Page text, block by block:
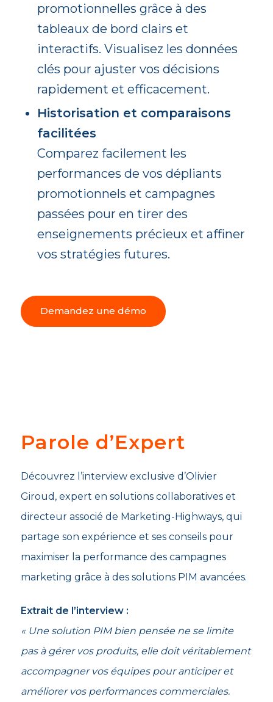
promotionnelles grâce à des
tableaux de bord clairs et
interactifs. Visualisez les données
clés pour ajuster vos décisions
rapidement et efficacement.
Historisation et comparaisons
facilitées
Comparez facilement les
performances de vos dépliants
promotionnels et campagnes
passées pour en tirer des
enseignements précieux et affiner
vos stratégies futures.
Demandez une démo
Parole d’Expert
Découvrez l’interview exclusive d’Olivier
Giroud, expert en solutions collaboratives et
directeur associé de Marketing-Highways, qui
partage son expérience et ses conseils pour
maximiser la performance des campagnes
marketing grâce à des solutions PIM avancées.
Extrait de l’interview :
« Une solution PIM bien pensée ne se limite
pas à gérer vos produits, elle doit véritablement
accompagner vos équipes pour anticiper et
améliorer vos performances commerciales.